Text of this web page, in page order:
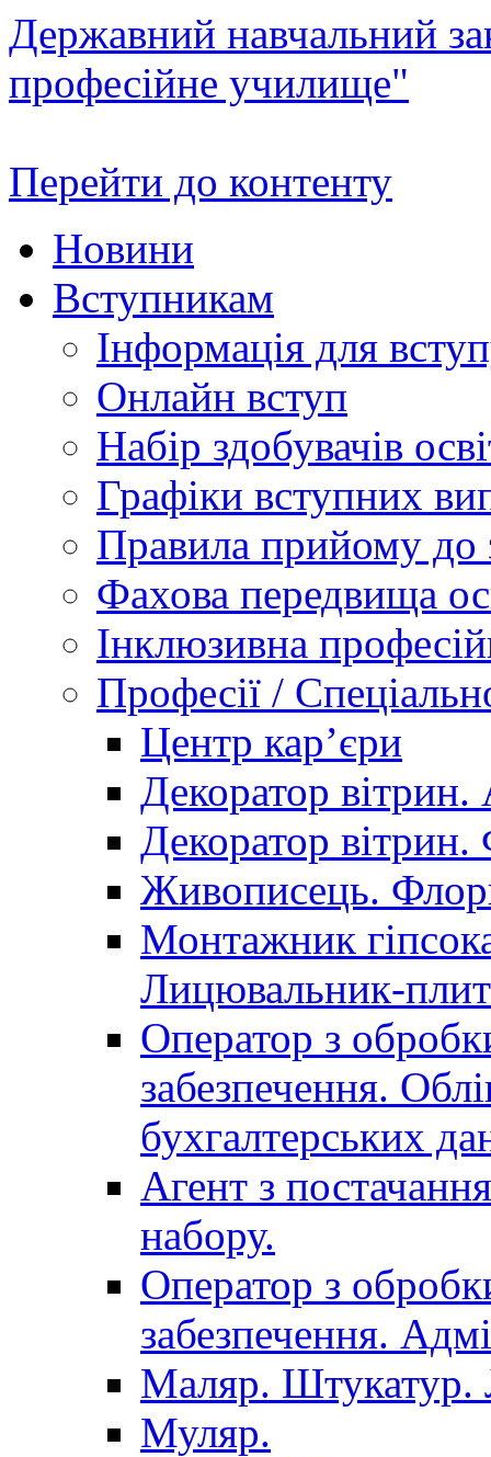
Державний навчальний
професійне училище"
Перейти до контенту
Новини
Вступникам
Інформація для
Онлайн вступ
Набір здобувачів
Графіки вступних
Правила прийому до
Фахова передвища
Інклюзивна
Професії /
Центр кар’єри
Декоратор вітрин.
Декоратор вітрин.
Живописець.
Монтажник
Лицювальник-
Оператор з
забезпечення.
бухгалтерських
Агент з
набору.
Оператор з
забезпечення.
Маляр. Штукатур.
Муляр.